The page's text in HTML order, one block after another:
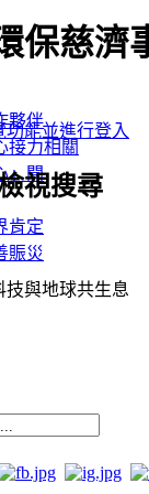
夥伴
接力相關
」聞
肯定
賑災
保慈濟
功能並進行登入
視搜尋
技與地球共生息